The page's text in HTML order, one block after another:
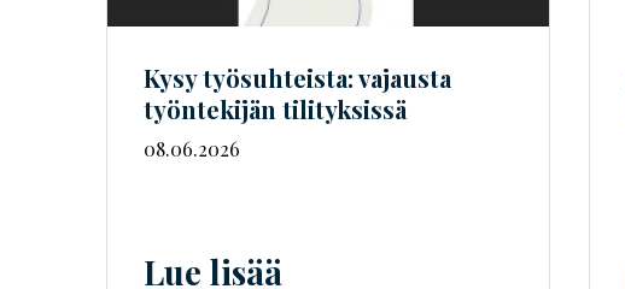
Kysy työsuhteista: vajausta
työntekijän tilityksissä
08.06.2026
Lue lisää